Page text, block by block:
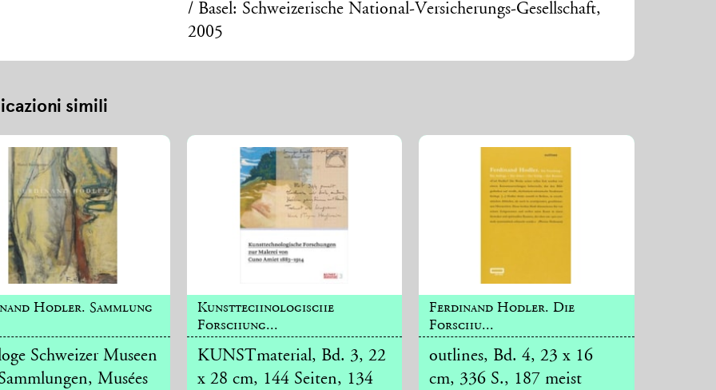
/ Basel: Schweizerische National-Versicherungs-Gesellschaft,
2005
simili
Hodler. Sammlung
Schweizer Museen
Musées
Kunsttechnologische
Forschung...
KUNSTmaterial, Bd. 3, 22
x 28 cm, 144 Seiten, 134
Ferdinand Hodler. Die
Forschu...
outlines, Bd. 4, 23 x 16
cm, 336 S., 187 meist